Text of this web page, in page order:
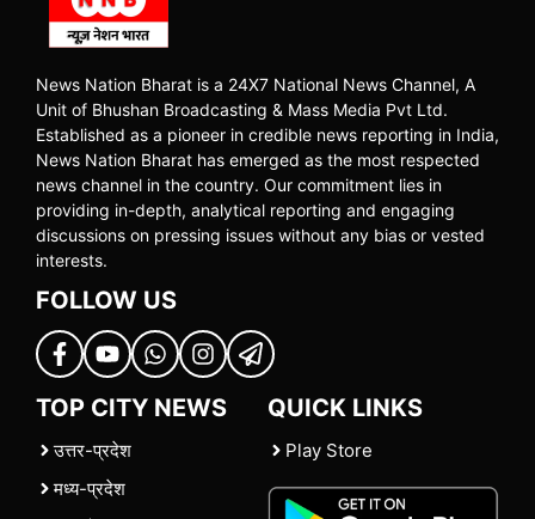
News Nation Bharat is a 24X7 National News Channel, A
Unit of Bhushan Broadcasting & Mass Media Pvt Ltd.
Established as a pioneer in credible news reporting in India,
News Nation Bharat has emerged as the most respected
news channel in the country. Our commitment lies in
providing in-depth, analytical reporting and engaging
discussions on pressing issues without any bias or vested
interests.
FOLLOW US
TOP CITY NEWS
उत्तर-प्रदेश
मध्य-प्रदेश
QUICK LINKS
Play Store